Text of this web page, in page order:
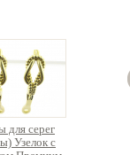
для серег
Узелок с